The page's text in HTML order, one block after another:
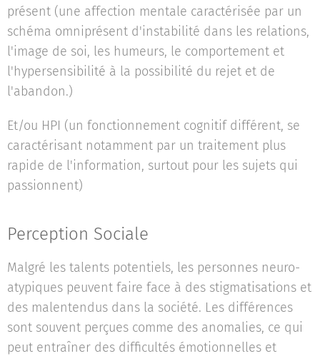
présent (une affection mentale caractérisée par un
schéma omniprésent d'instabilité dans les relations,
l'image de soi, les humeurs, le comportement et
l'hypersensibilité à la possibilité du rejet et de
l'abandon.)
Et/ou HPI (un fonctionnement cognitif différent, se
caractérisant notamment par un traitement plus
rapide de l'information, surtout pour les sujets qui
passionnent)
Perception Sociale
Malgré les talents potentiels, les personnes neuro-
atypiques peuvent faire face à des stigmatisations et
des malentendus dans la société. Les différences
sont souvent perçues comme des anomalies, ce qui
peut entraîner des difficultés émotionnelles et